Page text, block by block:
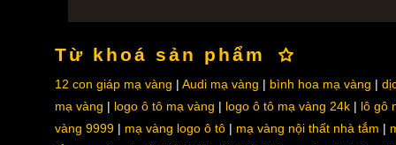
Từ khoá sản phẩm
12 con giáp mạ vàng Audi mạ vàng bình hoa mạ vàng
mạ vàng
logo ô tô mạ vàng logo ô tô mạ vàng 24k
lô gô
vàng 9999
mạ vàng logo ô tô mạ vàng nội thất nhà tắm